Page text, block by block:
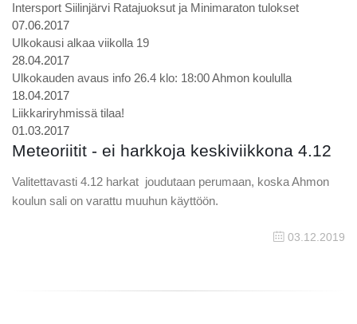
Intersport Siilinjärvi Ratajuoksut ja Minimaraton tulokset
07.06.2017
Ulkokausi alkaa viikolla 19
28.04.2017
Ulkokauden avaus info 26.4 klo: 18:00 Ahmon koululla
18.04.2017
Liikkariryhmissä tilaa!
01.03.2017
Meteoriitit - ei harkkoja keskiviikkona 4.12
Valitettavasti 4.12 harkat joudutaan perumaan, koska Ahmon
koulun sali on varattu muuhun käyttöön.
03.12.2019